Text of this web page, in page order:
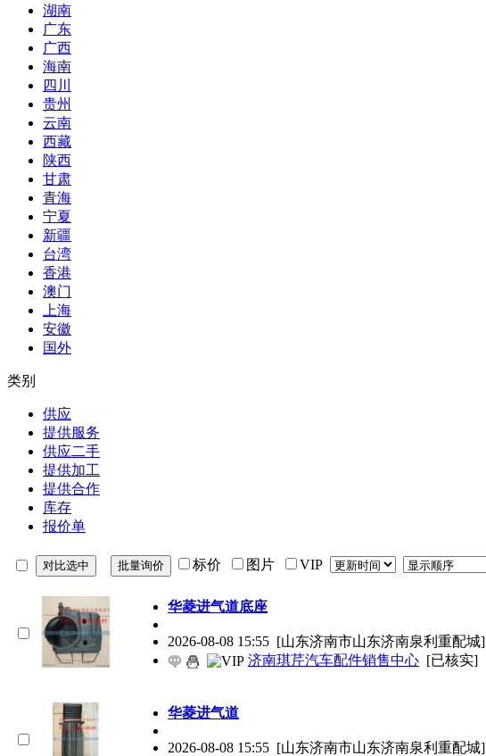
湖南
广东
广西
海南
四川
贵州
云南
西藏
陕西
甘肃
青海
宁夏
新疆
台湾
香港
澳门
上海
安徽
国外
类别
供应
提供服务
供应二手
提供加工
提供合作
库存
报价单
标价 图片 VIP
华菱进气道底座
2026-08-08 15:55 [山东济南市山东济南泉利重配城]
济南琪芹汽车配件销售中心 [已核实]
华菱进气道
2026-08-08 15:55 [山东济南市山东济南泉利重配城]